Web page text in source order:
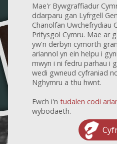
Mae'r Bywgraffiadur
ddarparu gan Lyfrgell
Chanolfan Uwchefrydiau
Prifysgol Cymru. Mae ar
yw'n derbyn cymorth
ariannol yn ein helpu i
mwyn i ni fedru parhau i
wedi gwneud cyfraniad
Nghymru a thu hwnt.
Ewch i'n tudalen codi
wybodaeth.